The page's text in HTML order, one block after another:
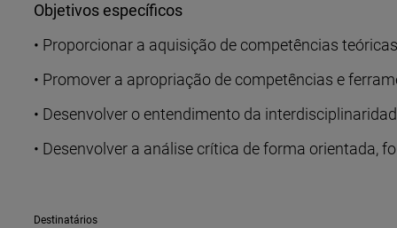
Objetivos específicos
• Proporcionar a aquisição de competências
• Promover a apropriação de competências e
• Desenvolver o entendimento da
• Desenvolver a análise crítica de forma orientada,
Destinatários